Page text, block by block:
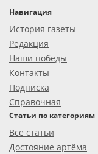
Навигация
История газеты
Редакция
Наши победы
Контакты
Подписка
Справочная
Статьи по категориям
Все статьи
Достояние артёма